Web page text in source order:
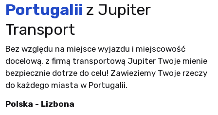
Portugalii z Jupiter
Transport
Bez względu na miejsce wyjazdu i miejscowość
docelową, z firmą transportową Jupiter Twoje mienie
bezpiecznie dotrze do celu! Zawieziemy Twoje rzeczy
do każdego miasta w Portugalii.
Polska - Lizbona